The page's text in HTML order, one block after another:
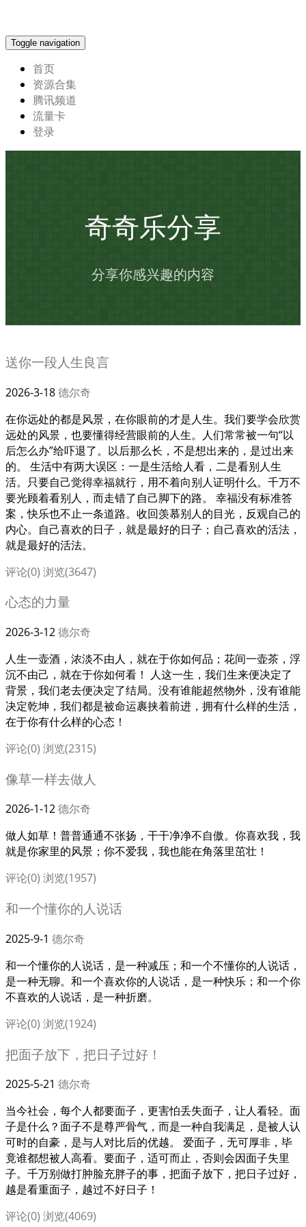
Toggle navigation
首页
资源合集
腾讯频道
流量卡
登录
奇奇乐分享
分享你感兴趣的内容
送你一段人生良言
2026-3-18德尔奇
在你远处的都是风景，在你眼前的才是人生。我们要学会欣赏
远处的风景，也要懂得经营眼前的人生。人们常常被一句“以
后怎么办”给吓退了。以后那么长，不是想出来的，是过出来
的。 生活中有两大误区：一是生活给人看，二是看别人生
活。只要自己觉得幸福就行，用不着向别人证明什么。千万不
要光顾着看别人，而走错了自己脚下的路。 幸福没有标准答
案，快乐也不止一条道路。收回羡慕别人的目光，反观自己的
内心。自己喜欢的日子，就是最好的日子；自己喜欢的活法，
就是最好的活法。
评论(0) 浏览(3647)
心态的力量
2026-3-12德尔奇
人生一壶酒，浓淡不由人，就在于你如何品；花间一壶茶，浮
沉不由己，就在于你如何看！ 人这一生，我们生来便决定了
背景，我们老去便决定了结局。没有谁能超然物外，没有谁能
决定乾坤，我们都是被命运裹挟着前进，拥有什么样的生活，
在于你有什么样的心态！
评论(0) 浏览(2315)
像草一样去做人
2026-1-12德尔奇
做人如草！普普通通不张扬，干干净净不自傲。你喜欢我，我
就是你家里的风景；你不爱我，我也能在角落里茁壮！
评论(0) 浏览(1957)
和一个懂你的人说话
2025-9-1 德尔奇
和一个懂你的人说话，是一种减压；和一个不懂你的人说话，
是一种无聊。和一个喜欢你的人说话，是一种快乐；和一个你
不喜欢的人说话，是一种折磨。
评论(0) 浏览(1924)
把面子放下，把日子过好！
2025-5-21 德尔奇
当今社会，每个人都要面子，更害怕丢失面子，让人看轻。面
子是什么？面子不是尊严骨气，而是一种自我满足，是被人认
可时的自豪，是与人对比后的优越。 爱面子，无可厚非，毕
竟谁都想被人高看。要面子，适可而止，否则会因面子失里
子。千万别做打肿脸充胖子的事，把面子放下，把日子过好，
越是看重面子，越过不好日子！
评论(0) 浏览(4069)